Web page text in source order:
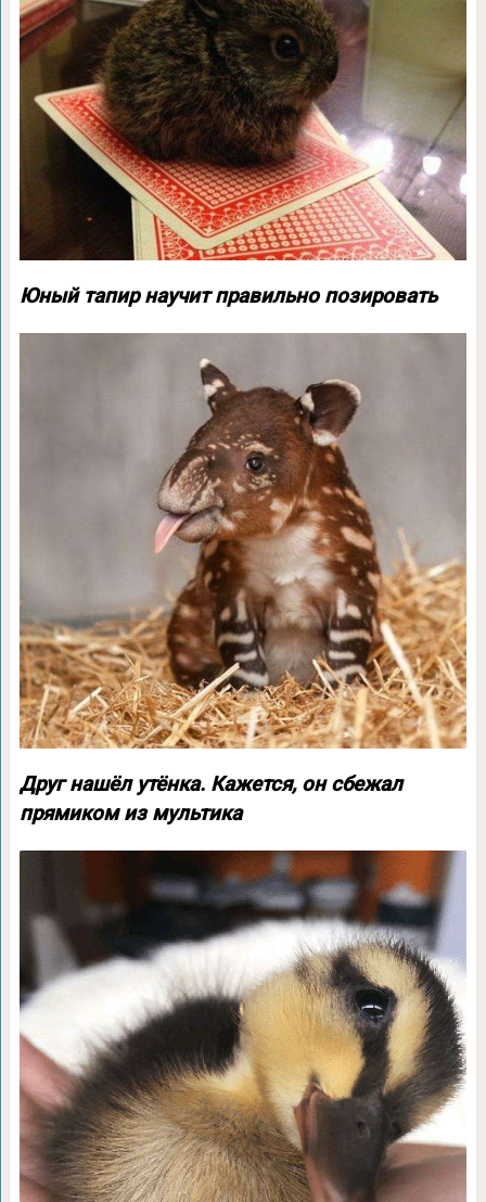
Юный тапир научит правильно позировать
Друг нашёл утёнка. Кажется, он сбежал
прямиком из мультика